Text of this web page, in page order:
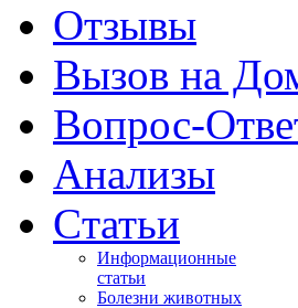
Отзывы
Вызов на
Вопрос-
Анализы
Cтатьи
Информационные
статьи
Болезни животных